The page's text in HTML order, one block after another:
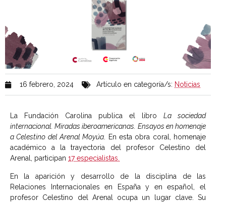
16 febrero, 2024 Artículo en categoría/s: Noticias
La Fundación Carolina publica el libro La sociedad
internacional. Miradas iberoamericanas. Ensayos en homenaje
a Celestino del Arenal Moyúa. En esta obra coral, homenaje
académico a la trayectoria del profesor Celestino del
Arenal, participan 17 especialistas.
En la aparición y desarrollo de la disciplina de las
Relaciones Internacionales en España y en español, el
profesor Celestino del Arenal ocupa un lugar clave. Su